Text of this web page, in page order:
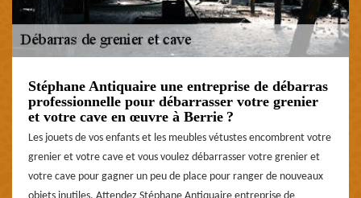
Stéphane Antiquaire une entreprise de débarras
professionnelle pour débarrasser votre grenier
et votre cave en œuvre à Berrie ?
Les jouets de vos enfants et les meubles vétustes encombrent votre
grenier et votre cave et vous voulez débarrasser votre grenier et
votre cave pour gagner un peu de place pour ranger de nouveaux